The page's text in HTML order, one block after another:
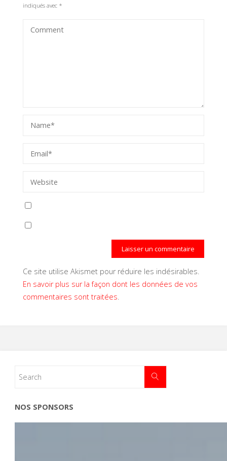
indiqués avec *
Ce site utilise Akismet pour réduire les indésirables.
En savoir plus sur la façon dont les données de vos
commentaires sont traitées.
NOS SPONSORS